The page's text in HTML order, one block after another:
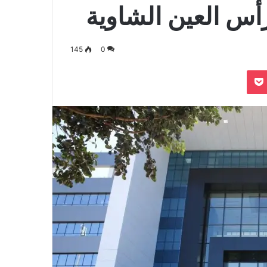
العين الشاوية
0
145
بوكيت